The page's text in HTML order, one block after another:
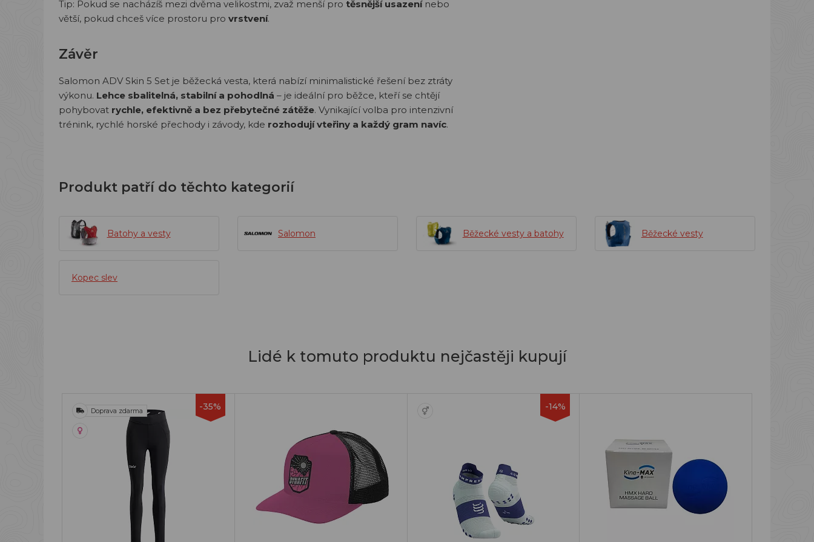
Tip: Pokud se nacházíš mezi dvěma velikostmi, zvaž menší pro těsnější usazenínebo
větší, pokud chceš více prostoru pro vrstvení.
Závěr
Salomon ADV Skin 5 Set je běžecká vesta, která nabízí minimalistické řešení bez ztráty
výkonu. Lehce sbalitelná, stabilní a pohodlná – je ideální pro běžce, kteří se chtějí
pohybovat rychle, efektivně a bez přebytečné zátěže. Vynikající volba pro intenzivní
trénink, rychlé horské přechody i závody, kde rozhodují vteřiny a každý gram navíc.
Produkt patří do těchto kategorií
Batohy a vesty Salomon Běžecké vesty a batohy Běžecké vesty
Kopec slev
Lidé k tomuto produktu nejčastěji kupují
-35%
Doprava zdarma -14%